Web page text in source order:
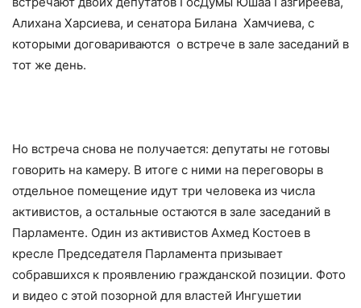
Алихана Харсиева, и сенатора Билана Хамчиева, с
которыми договариваются о встрече в зале заседаний в
тот же день.
Но встреча снова не получается: депутаты не готовы
говорить на камеру. В итоге с ними на переговоры в
отдельное помещение идут три человека из числа
активистов, а остальные остаются в зале заседаний в
Парламенте. Один из активистов Ахмед Костоев в
кресле Председателя Парламента призывает
собравшихся к проявлению гражданской позиции. Фото
и видео с этой позорной для властей Ингушетии